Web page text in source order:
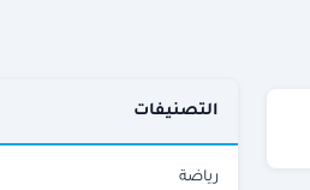
التصنيفات
رياضة